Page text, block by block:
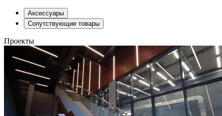
Аксессуары
Сопутствующие товары
Проекты